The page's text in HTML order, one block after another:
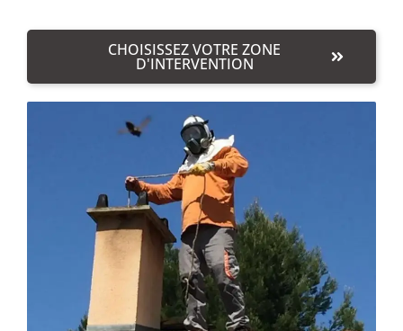
CHOISISSEZ VOTRE ZONE
D'INTERVENTION